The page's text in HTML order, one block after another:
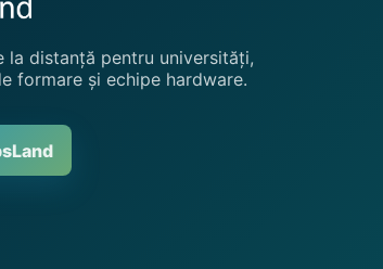
la distanță pentru universități,
formare și echipe hardware.